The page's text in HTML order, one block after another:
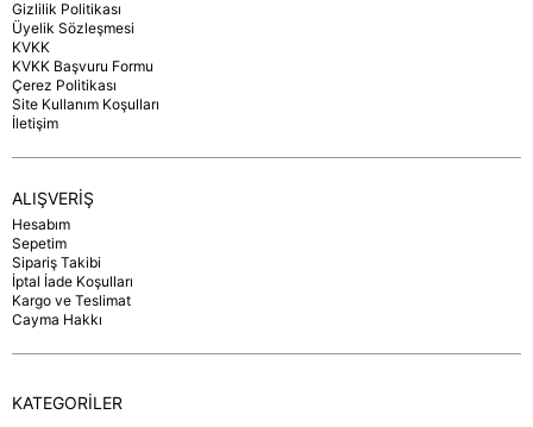
Gizlilik Politikası
Üyelik Sözleşmesi
KVKK
KVKK Başvuru Formu
Çerez Politikası
Site Kullanım Koşulları
İletişim
ALIŞVERİŞ
Hesabım
Sepetim
Sipariş Takibi
İptal İade Koşulları
Kargo ve Teslimat
Cayma Hakkı
KATEGORİLER